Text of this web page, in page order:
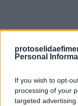
Personal
If you wish to opt-
processing of your
targetedΜακελειό